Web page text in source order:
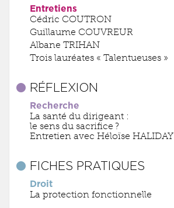
Entretiens
Cédric COUTRON
Guillaume COUVREUR
Albane TRIHAN
Trois lauréates « Talentueuses »
RÉFLEXION
Recherche
La santé du dirigeant :
le sens du sacrifice ?
Entretien avec Héloïse HALIDAY
FICHES PRATIQUES
Droit
La protection fonctionnelle